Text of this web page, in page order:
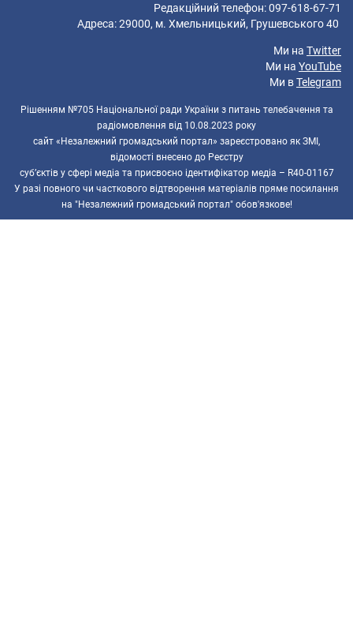
Редакційний телефон: 097-618-67-71
Адреса: 29000, м. Хмельницький, Грушевського 40
Ми на Twitter
Ми на YouTube
Ми вTelegram
Рішенням №705 Національної ради України з питань телебачення та
радіомовлення від 10.08.2023 року
сайт «Незалежний громадський портал» зареєстровано як ЗМІ,
відомості внесено до Реєстру
суб’єктів у сфері медіа та присвоєно ідентифікатор медіа – R40-01167
У разі повного чи часткового відтворення матеріалів пряме посилання
на "Незалежний громадський портал" обов'язкове!